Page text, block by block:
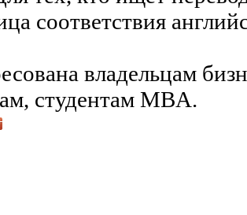
соответствия
владельцам
студентам MBA.